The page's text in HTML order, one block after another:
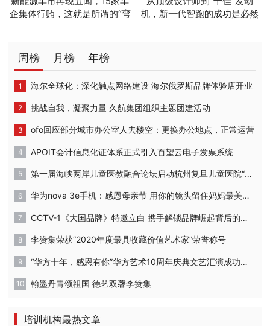
企集体行贿，这就是所谓的“弯
机，新一代智跑的成功是必然
周榜 月榜 年榜
海尔全球化：深化触点网络建设 海尔俄罗斯品牌体验店开业
挑战自我，凝聚力量 久航集团组织主题团建活动
ofo回应部分城市办公室人去楼空：更换办公地点，正常运营
APOIT会计信息化证体系正式引入百望云电子发票系统
第一届海峡两岸儿童医教融合论坛启动杭州复旦儿童医院“复星”计划
华为nova 3e手机：感恩母亲节 用你的镜头留住妈妈最美的时刻
CCTV-1《大国品牌》特邀立白 携手解锁品牌崛起背后的密码
李赞集荣获“2020年度最具收藏价值艺术家”荣誉称号
“华方十年，感恩有你”华方艺术10周年庆典文艺汇演成功举办
翰墨丹青颂祖国 德艺双馨李赞集
培训机构最热文章